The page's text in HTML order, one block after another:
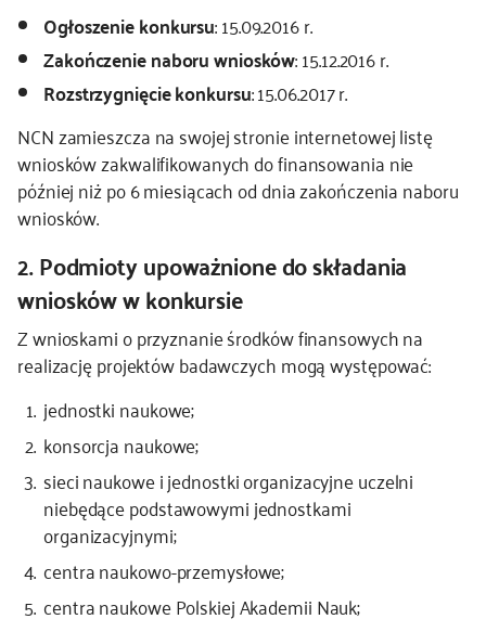
Ogłoszenie konkursu: 15.09.2016 r.
Zakończenie naboru wniosków: 15.12.2016 r.
Rozstrzygnięcie konkursu: 15.06.2017 r.
NCN zamieszcza na swojej stronie internetowej listę
wniosków zakwalifikowanych do finansowania nie
później niż po 6 miesiącach od dnia zakończenia naboru
wniosków.
2. Podmioty upoważnione do składania
wniosków w konkursie
Z wnioskami o przyznanie środków finansowych na
realizację projektów badawczych mogą występować:
jednostki naukowe;
konsorcja naukowe;
sieci naukowe i jednostki organizacyjne uczelni
niebędące podstawowymi jednostkami
organizacyjnymi;
centra naukowo-przemysłowe;
centra naukowe Polskiej Akademii Nauk;